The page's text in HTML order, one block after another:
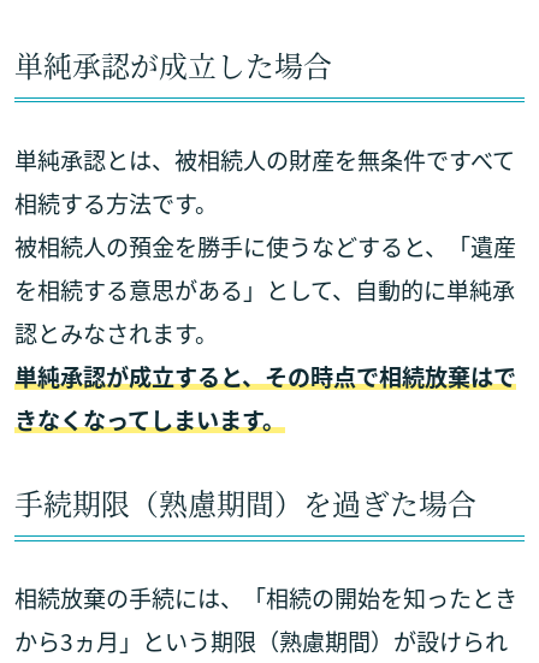
単純承認が成立した場合
単純承認とは、被相続人の財産を無条件ですべて
相続する方法です。
被相続人の預金を勝手に使うなどすると、「遺産
を相続する意思がある」として、自動的に単純承
認とみなされます。
単純承認が成立すると、その時点で相続放棄はで
きなくなってしまいます。
手続期限（熟慮期間）を過ぎた場合
相続放棄の手続には、「相続の開始を知ったとき
から3ヵ月」という期限（熟慮期間）が設けられ